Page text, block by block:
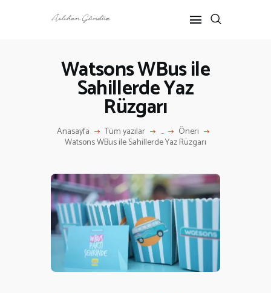
Watsons WBus ile
Sahillerde Yaz
Rüzgarı
Anasayfa Tüm yazılar ... Öneri
Watsons WBus ile Sahillerde Yaz Rüzgarı
ANASAYFA
RÖPORTAJ
ANNE-ÇOCUK
KÜLTÜR SANAT
İLETIŞIM